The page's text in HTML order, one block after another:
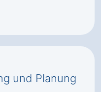
und Planung